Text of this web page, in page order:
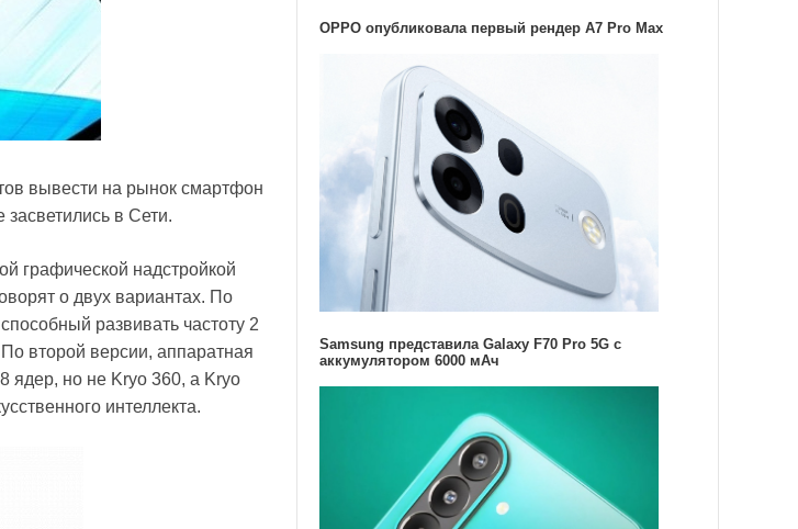
вывести на рынок смартфон
в Сети.
графической надстройкой
о двух вариантах. По
развивать частоту 2
второй версии, аппаратная
ядер, но не Kryo 360, а Kryo
интеллекта.
OPPO опубликовала первый рендер A7 Pro Max
Samsung представила Galaxy F70 Pro 5G с
аккумулятором 6000 мАч